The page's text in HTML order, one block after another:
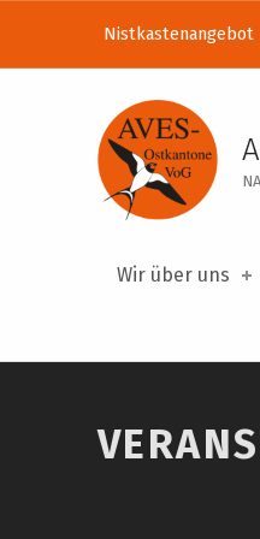
Wir über uns
Nistkastenangebot